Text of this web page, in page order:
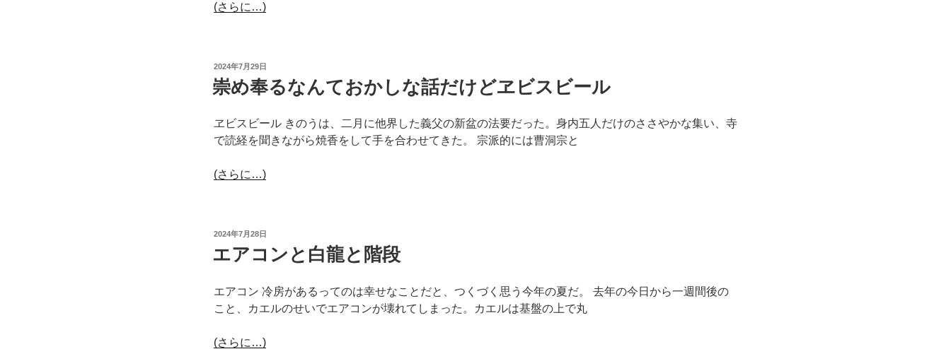
(さらに…)
投
稿
日:
2024年7月29日
崇め奉るなんておかしな話だけどヱビスビール
ヱビスビール きのうは、二月に他界した義父の新盆の法要だった。身内五人だけのささやかな集い、寺
で読経を聞きながら焼香をして手を合わせてきた。 宗派的には曹洞宗と
(さらに…)
投
2024年7月28日
エアコンと白龍と階段
エアコン 冷房があるってのは幸せなことだと、つくづく思う今年の夏だ。 去年の今日から一週間後の
こと、カエルのせいでエアコンが壊れてしまった。カエルは基盤の上で丸
(さらに…)